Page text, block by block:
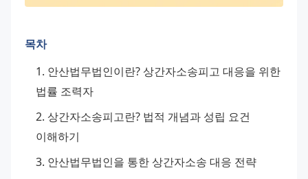
목차
안산법무법인이란? 상간자소송피고 대응을 위한
법률 조력자
상간자소송피고란? 법적 개념과 성립 요건
이해하기
안산법무법인을 통한 상간자소송 대응 전략